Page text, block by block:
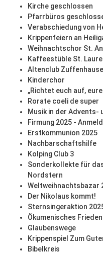
Kirche geschlossen
Pfarrbüros
Verabschiedung von
Krippenfeiern an
Weihnachtschor St.
Kaffeestüble St.
Altenclub
Kinderchor
„Richtet euch auf,
Rorate coeli de super
Musik in der Advents-
Firmung 2025 -
Erstkommunion 2025
Nachbarschaftshilfe
Kolping Club 3
Sonderkollekte für
Nordstern
Weltweihnachtsbazar
Der Nikolaus kommt!
Sternsingeraktion
Ökumenisches
Glaubenswege
Krippenspiel Zum
Bibelkreis